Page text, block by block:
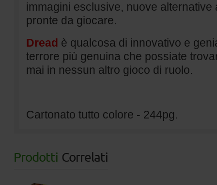
immagini esclusive, nuove alternative
pronte da giocare.
Dread è qualcosa di innovativo e
terrore più genuina che possiate
mai in nessun altro gioco di ruolo.
Cartonato tutto colore - 244pg.
Prodotti Correlati